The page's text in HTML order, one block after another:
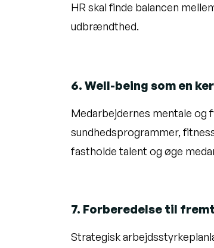
HR skal finde balancen
udbrændthed.
6. Well-being som en
Medarbejdernes mentale og
sundhedsprogrammer,
fastholde talent og øge
7. Forberedelse til
Strategisk